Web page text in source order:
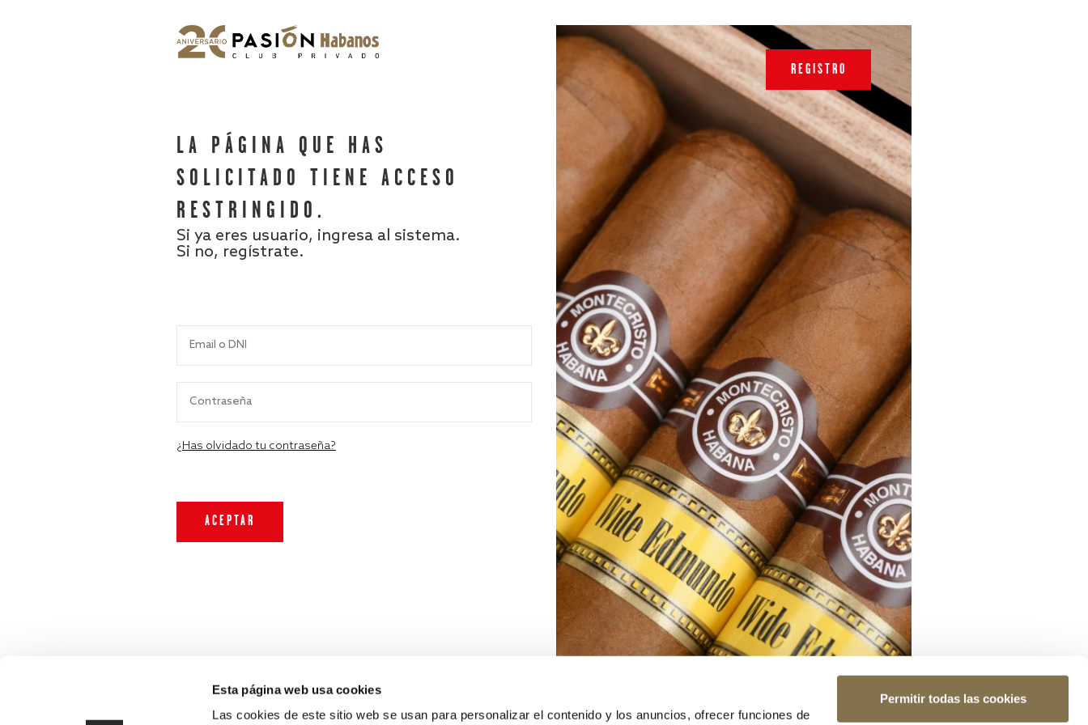
Esta página web usa cookies
Las cookies de este sitio web se usan para personalizar el contenido y los anuncios, ofrecer funciones de
Permitir todas las cookies
LA PÁGINA QUE HAS
SOLICITADO TIENE ACCESO
RESTRINGIDO.
Si ya eres usuario, ingresa al sistema.
Si no, regístrate.
¿Has olvidado tu contraseña?
REGISTRO